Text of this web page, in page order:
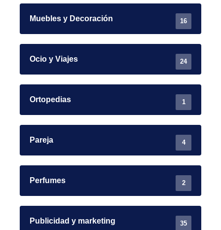
Muebles y Decoración 16
Ocio y Viajes 24
Ortopedias 1
Pareja 4
Perfumes 2
Publicidad y marketing 35